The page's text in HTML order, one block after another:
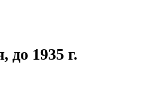
до 1935 г.